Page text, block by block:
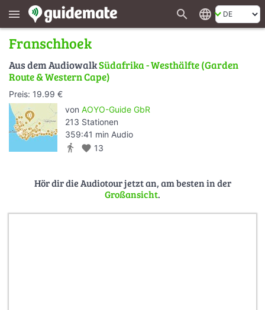
menu search language
Franschhoek
Aus dem AudiowalkSüdafrika - Westhälfte (Garden
Route & Western Cape)
Preis: 19.99 €
von AOYO-Guide GbR
213 Stationen
359:41 min Audio
directions_walk favorite 13
Hör dir die Audiotour jetzt an, am besten in der
Großansicht.